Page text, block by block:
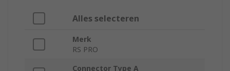
Alles selecteren
Merk
RS PRO
Connector Type A